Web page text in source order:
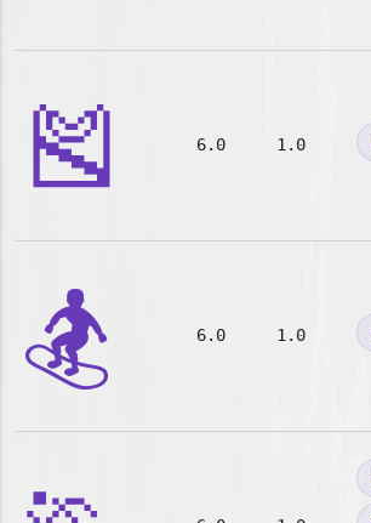
🎽 6.0 1.0
🏂 6.0 1.0